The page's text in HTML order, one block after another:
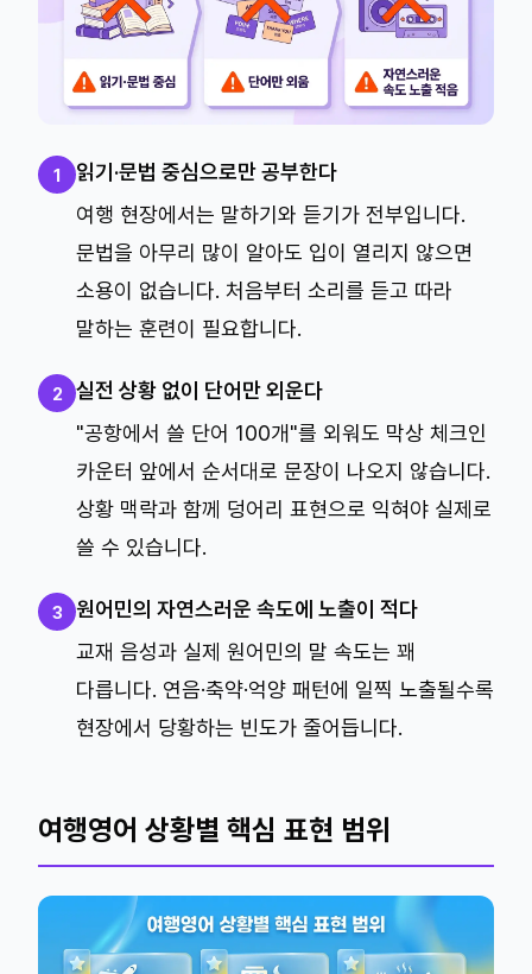
1
읽기·문법 중심으로만 공부한다
여행 현장에서는 말하기와 듣기가 전부입니다.
문법을 아무리 많이 알아도 입이 열리지 않으면
소용이 없습니다. 처음부터 소리를 듣고 따라
말하는 훈련이 필요합니다.
2
실전 상황 없이 단어만 외운다
"공항에서 쓸 단어 100개"를 외워도 막상 체크인
카운터 앞에서 순서대로 문장이 나오지 않습니다.
상황 맥락과 함께 덩어리 표현으로 익혀야 실제로
쓸 수 있습니다.
3
원어민의 자연스러운 속도에 노출이 적다
교재 음성과 실제 원어민의 말 속도는 꽤
다릅니다. 연음·축약·억양 패턴에 일찍 노출될수록
현장에서 당황하는 빈도가 줄어듭니다.
여행영어 상황별 핵심 표현 범위